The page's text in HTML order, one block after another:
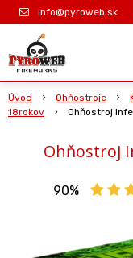
info@pyroweb.sk
Úvod Ohňostroje
18rokov
Ohňostroj
Ohňostroj
90%